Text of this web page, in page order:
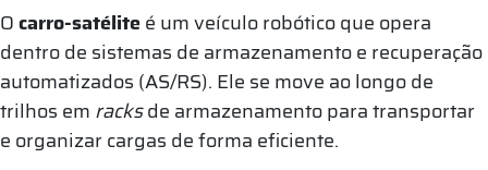
Ocarro-satéliteé um veículo robótico que opera
dentro de sistemas de armazenamento e recuperação
automatizados (AS/RS). Ele se move ao longo de
trilhos em racksde armazenamento para transportar
e organizar cargas de forma eficiente.